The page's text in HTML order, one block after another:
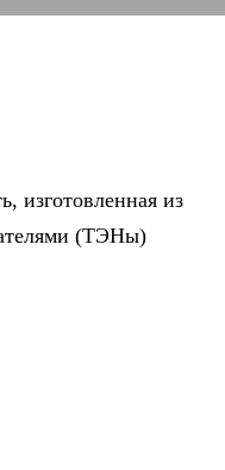
изготовленная из
(ТЭНы)